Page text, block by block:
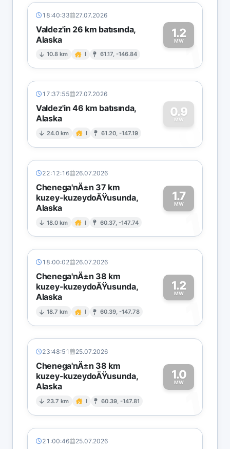
18:40:33 27.07.2026
Valdez'in 26 km batısında,
Alaska
10.8 km I 61.17, -146.84
1.2
MW1
17:37:55 27.07.2026
Valdez'in 46 km batısında,
Alaska
24.0 km I 61.20, -147.19
0.9
MW
0
22:12:16 26.07.2026
Chenega'nÄ±n 37 km
kuzey-kuzeydoÄŸusunda,
Alaska
18.0 km I 60.37, -147.74
1.7
MW
1
18:00:02 26.07.2026
Chenega'nÄ±n 38 km
kuzey-kuzeydoÄŸusunda,
Alaska
18.7 km I 60.39, -147.78
1.2
MW
1
23:48:51 25.07.2026
Chenega'nÄ±n 38 km
kuzey-kuzeydoÄŸusunda,
Alaska
23.7 km I 60.39, -147.81
1.0
MW
1
21:00:46 25.07.2026